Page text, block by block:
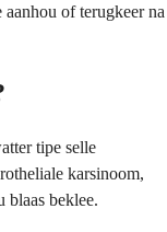
of terugkeer na
tipe selle
karsinoom,
blaas beklee.